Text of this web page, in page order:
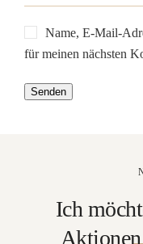
Name, E-Mail-
für meinen nächsten
Ich